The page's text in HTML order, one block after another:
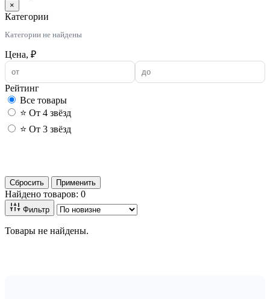
×
Категории
Категории не найдены
Цена, ₽
Рейтинг
Все товары
⭐ От 4 звёзд
⭐ От 3 звёзд
Сбросить
Применить
Найдено товаров: 0
Фильтр
Товары не найдены.